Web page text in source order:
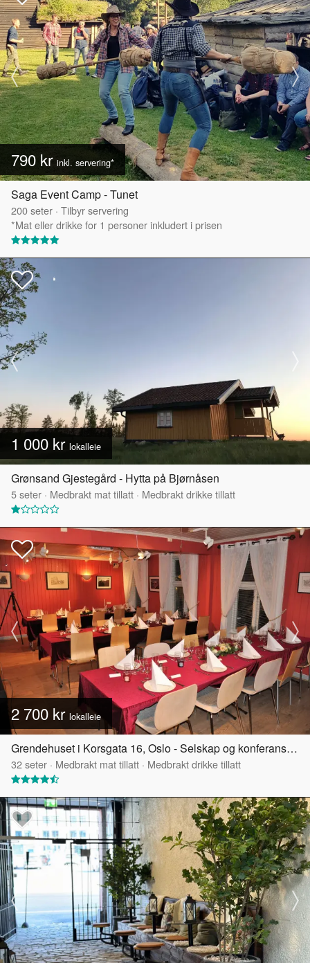
790 kr inkl. servering*
Saga Event Camp - Tunet
200seter · Tilbyr servering
*Mat eller drikke for 1 personer inkludert i prisen
1 000 kr lokalleie
Grønsand Gjestegård - Hytta på Bjørnåsen
5seter · Medbrakt mat tillatt · Medbrakt drikke tillatt
2 700 kr lokalleie
Grendehuset i Korsgata 16, Oslo - Selskap og konferanselokale
32seter · Medbrakt mat tillatt · Medbrakt drikke tillatt